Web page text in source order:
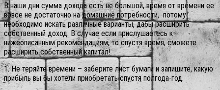
В наши дни сумма дохода есть не большой, время от времени ее
вовсе не достаточно на домашние потребности, потому
необходимо искать различные варианты, дабы расширить
собственный доход. В случае если прислушаетесь к
нижеописанным рекомендациям, то спустя время, сможете
расширить собственный капитал!
1. Не теряйте времени – заберите лист бумаги и запишите, какую
прибыль вы бы хотели приобретать спустя полгода-год.